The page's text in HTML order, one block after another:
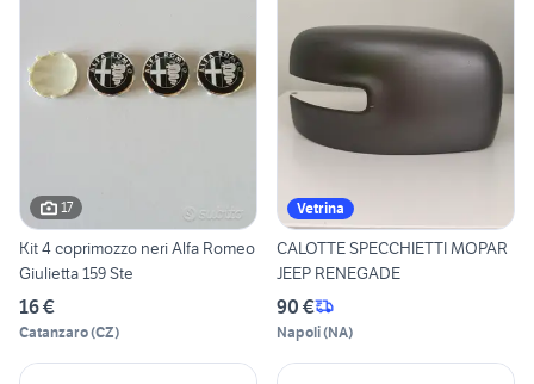
17
Kit 4 coprimozzo neri Alfa Romeo
Giulietta 159 Ste
16 €
Catanzaro(CZ)
Vetrina
CALOTTE SPECCHIETTI MOPAR
JEEP RENEGADE
90 €
Napoli(NA)